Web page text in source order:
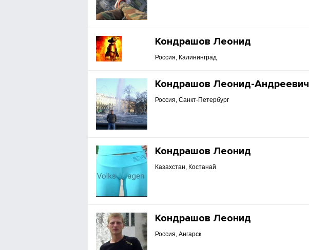
Кондрашов Леонид
Россия, Калининград
Кондрашов Леонид-Андреевич
Россия, Санкт-Петербург
Кондрашов Леонид
Казахстан, Костанай
Кондрашов Леонид
Россия, Ангарск